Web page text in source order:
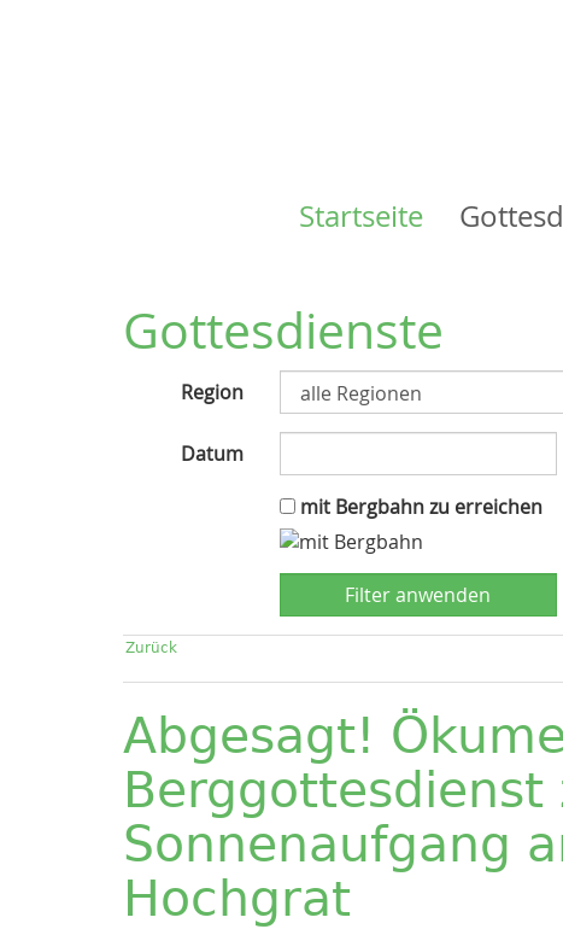
Startseite
Gottesdienste
Region
Datum
mit Bergbahn zu erreichen
Zurück
Abgesagt!
Berggottesdienst
Sonnenaufgang
Hochgrat